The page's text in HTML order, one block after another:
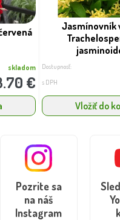
skladom
€
Jasmínovník
Dostupnosť:
s DPH
Vložiť do
Pozrite sa
na náš
Instagram